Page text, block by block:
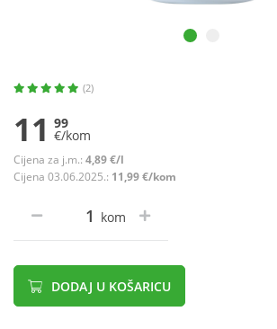
(2)
11 99
€/kom
Cijena za j.m.: 4,89 €/l
Cijena 03.06.2025.: 11,99 €/kom
kom
DODAJ U KOŠARICU